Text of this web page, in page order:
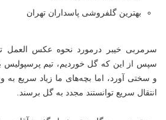
بهترین گلفروشی پاسداران تهران
سرمربی خیبر درمورد نحوه عکس
سپس از این که گل خوردیم، تیم پرسپولیس
و سختی آورد، اما بچه‌های ما زیاد سریع
انتقال سریع توانستند مجدد به گل برسند.